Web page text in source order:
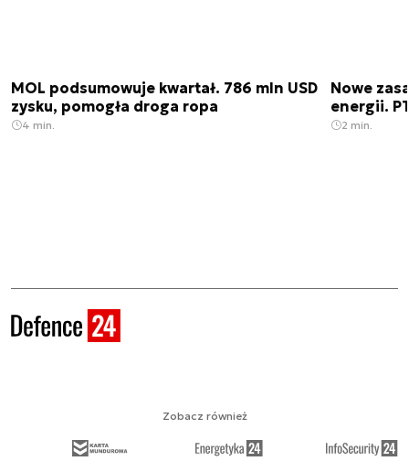
MOL podsumowuje kwartał. 786 mln USD
zysku, pomogła droga ropa
4 min.
Nowe
energii.
2 min.
Zobacz również